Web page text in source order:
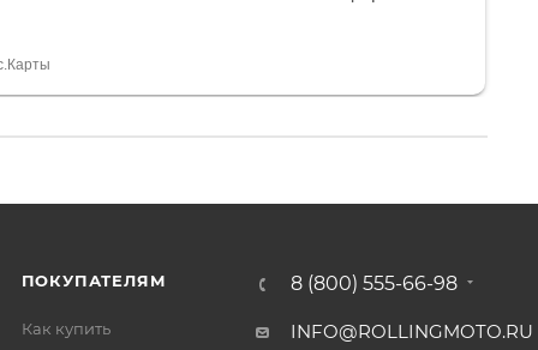
Дмитрию, за клиентоориентированность и
ПОКУПАТЕЛЯМ
Как купить
8 (800) 555-66-98
INFO@ROLLINGMOTO.RU